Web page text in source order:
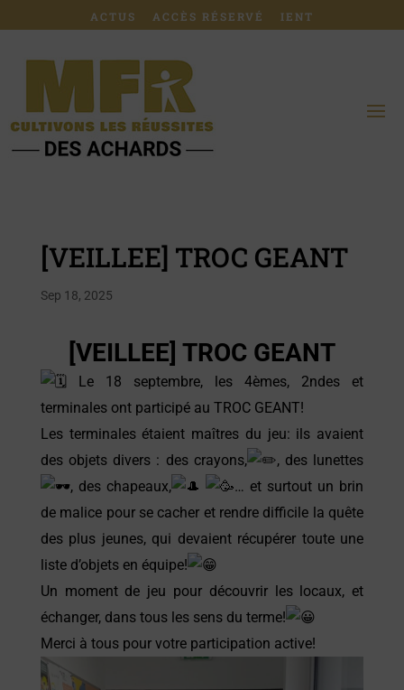
ACTUS ACCÈS RÉSERVÉ IENT
[VEILLEE] TROC GEANT
Sep 18, 2025
[VEILLEE] TROC GEANT
Le 18 septembre, les 4èmes, 2ndes et
terminales ont participé au TROC GEANT!
Les terminales étaient maîtres du jeu: ils avaient
des objets divers : des crayons,
, des lunettes
, des chapeaux,
… et surtout un brin
de malice pour se cacher et rendre difficile la quête
des plus jeunes, qui devaient récupérer toute une
liste d’objets en équipe!
Un moment de jeu pour découvrir les locaux, et
échanger, dans tous les sens du terme!
Merci à tous pour votre participation active!